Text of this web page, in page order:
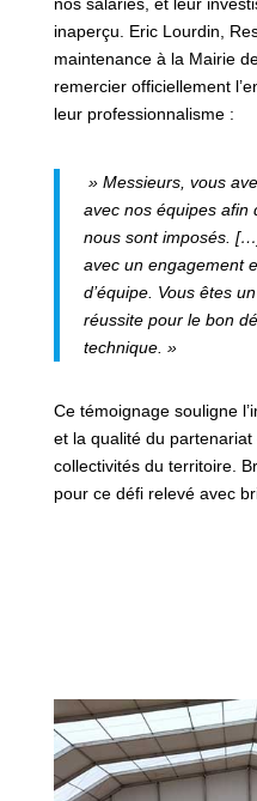
inaperçu. Eric Lourdin,
maintenance à la Mairie
remercier officiellement
leur professionnalisme :
» Messieurs, vous
avec nos équipes afin
nous sont imposés.
avec un engagement
d’équipe. Vous êtes
réussite pour le bon
technique. »
Ce témoignage souligne
et la qualité du
collectivités du territoire.
pour ce défi relevé avec